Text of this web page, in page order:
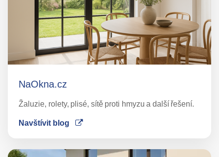
NaOkna.cz
Žaluzie, rolety, plisé, sítě proti hmyzu a další řešení.
Navštívit blog